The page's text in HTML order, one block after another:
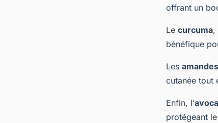
offrant un
Le curcuma,
bénéfique
Les amandes
cutanée tout
Enfin, l’
protégeant